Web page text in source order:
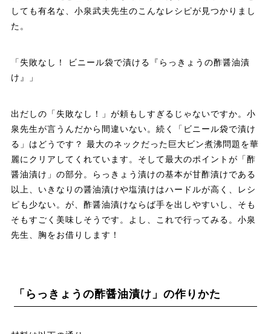
しても有名な、小泉武夫先生のこんなレシピが見つかりまし
た。
「失敗なし！ ビニール袋で漬ける『らっきょうの酢醤油漬
け』」
出だしの「失敗なし！」が頼もしすぎるじゃないですか。小
泉先生が言うんだから間違いない。続く「ビニール袋で漬け
る」はどうです？ 最大のネックだった巨大ビン煮沸問題を華
麗にクリアしてくれています。そして最大のポイントが「酢
醤油漬け」の部分。らっきょう漬けの基本が甘酢漬けである
以上、いきなりの醤油漬けや塩漬けはハードルが高く、レシ
ピも少ない。が、酢醤油漬けならば手を出しやすいし、そも
そもすごく美味しそうです。よし、これで行ってみる。小泉
先生、胸をお借りします！
「らっきょうの酢醤油漬け」の作りかた